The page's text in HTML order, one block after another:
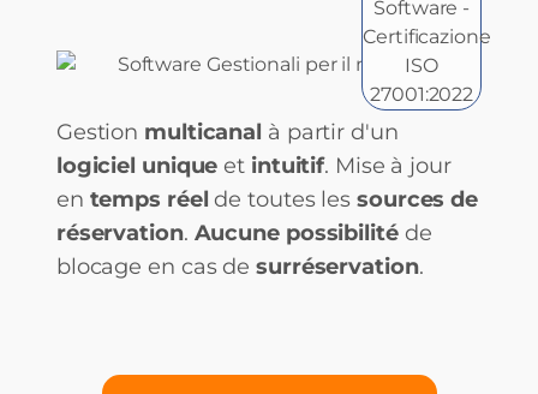
Gestion multicanal à partir d'un
logiciel unique et intuitif. Mise à jour
en temps réelde toutes lessources de
réservation. Aucune possibilitéde
blocage en cas desurréservation.